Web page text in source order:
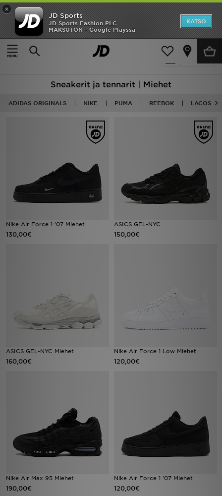
×
JD Sports
JD Sports Fashion PLC
MAKSUTON - Google Playssä
KATSO
Etusivu
Miehet Miesten kengät Tennarit
Suodata
512 tuotetta
Sneakerit ja tennarit | Miehet
ADIDAS ORIGINALS NIKE PUMA REEBOK LACOSTE
Nike Air Force 1 '07 Miehet
130,00€
ASICS GEL-NYC
150,00€
ASICS GEL-NYC Miehet
160,00€
Nike Air Force 1 Low Miehet
120,00€
Nike Air Max 95 Miehet
190,00€
Nike Air Force 1 '07 Miehet
120,00€
Etusivu
ALE
Miehet
Tuotemerkit
Inspiroidu
Jalkapallo
Minun viestini